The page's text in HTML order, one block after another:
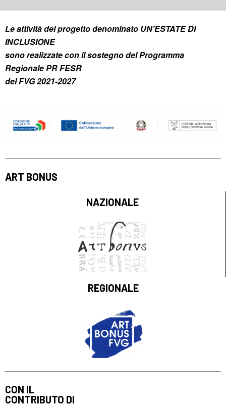
Le attività del progetto denominato UN’ESTATE DI
INCLUSIONE
sono realizzate con il sostegno del Programma
Regionale PR FESR
del FVG 2021-2027
ART BONUS
NAZIONALE
REGIONALE
CON IL
CONTRIBUTO DI